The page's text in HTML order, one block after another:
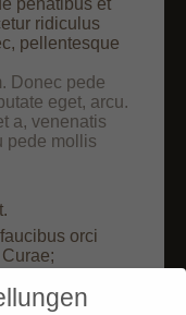
penatibus et
ridiculus
pellentesque
Donec pede
eget, arcu.
a, venenatis
pede mollis
orci
tempus non,